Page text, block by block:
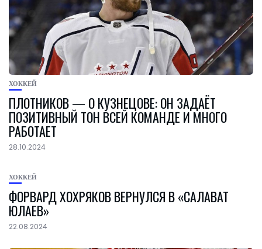
ХОККЕЙ
ПЛОТНИКОВ — О КУЗНЕЦОВЕ: ОН ЗАДАЁТ
ПОЗИТИВНЫЙ ТОН ВСЕЙ КОМАНДЕ И МНОГО
РАБОТАЕТ
28.10.2024
ХОККЕЙ
ФОРВАРД ХОХРЯКОВ ВЕРНУЛСЯ В «САЛАВАТ
ЮЛАЕВ»
22.08.2024